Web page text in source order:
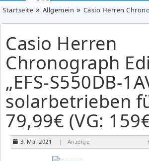
Startseite Allgemein Casio Herren Chronograph Edifice „EFS-S550DB-1AVU“,
Casio Herren
Chronograph
„EFS-S550DB-
solarbetrieben
79,99€ (VG:
3. Mai 2021 | Anzeige